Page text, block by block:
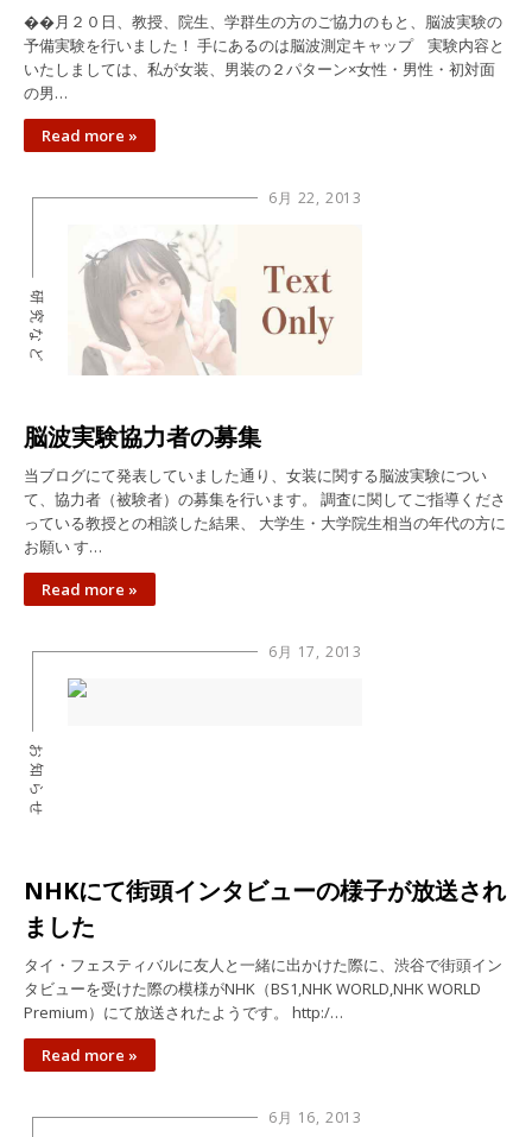
��月２０日、教授、院生、学群生の方のご協力のもと、脳波実験の
予備実験を行いました！ 手にあるのは脳波測定キャップ 実験内容と
いたしましては、私が女装、男装の２パターン×女性・男性・初対面
の男…
Read more »
6月 22, 2013
研究など
脳波実験協力者の募集
当ブログにて発表していました通り、女装に関する脳波実験につい
て、協力者（被験者）の募集を行います。 調査に関してご指導くださ
っている教授との相談した結果、 大学生・大学院生相当の年代の方に
お願い す…
Read more »
6月 17, 2013
お知らせ
NHKにて街頭インタビューの様子が放送され
ました
タイ・フェスティバルに友人と一緒に出かけた際に、渋谷で街頭イン
タビューを受けた際の模様がNHK（BS1,NHK WORLD,NHK WORLD
Premium）にて放送されたようです。 http:/…
Read more »
6月 16, 2013